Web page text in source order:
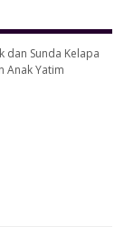
dan Sunda Kelapa
Anak Yatim